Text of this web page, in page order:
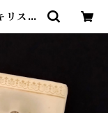
リスト